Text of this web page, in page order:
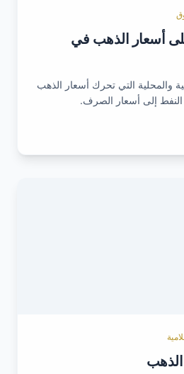
أسعار الذهب في
والمحلية التي تحرك أسعار الذهب
إلى أسعار الصرف.